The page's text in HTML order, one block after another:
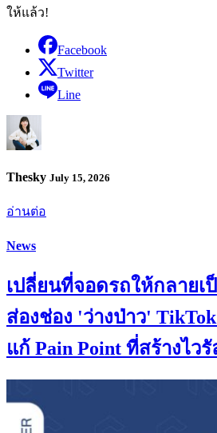
ให้แล้ว!
Facebook
Twitter
Line
Thesky July 15, 2026
อ่านต่อ
News
เปลี่ยนที่จอดรถให้กลายเ
ส่องช่อง 'ว่างป่าว'
แก้ Pain Point ที่สร้างไว